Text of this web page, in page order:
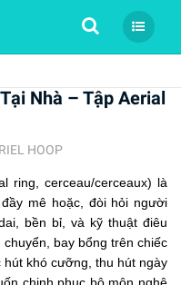
Tìm kiếm
Nhà – Tập Aerial
HOOP
ring, cerceau/cerceaux) là
mê hoặc, đòi hỏi người
bền bỉ, và kỹ thuật điêu
bay bổng trên chiếc
khó cưỡng, thu hút ngày
chinh phục bộ môn nghệ